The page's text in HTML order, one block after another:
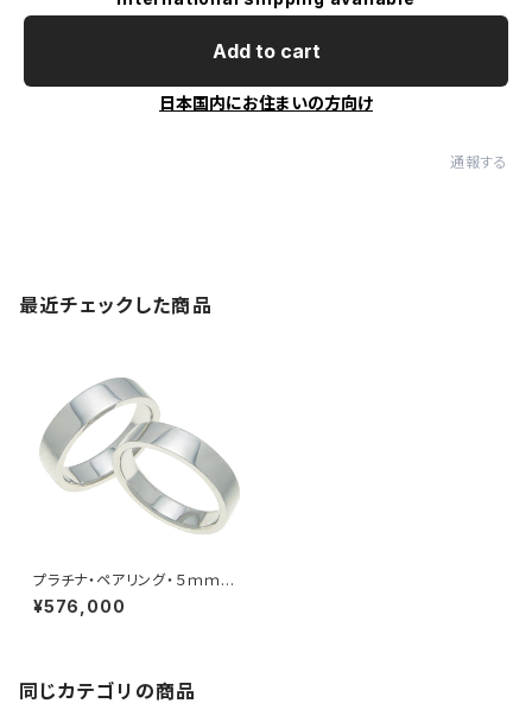
Add to cart
日本国内にお住まいの方向け
通報する
最近チェックした商品
プラチナ・ペアリング・５ｍｍ幅・
平打ちリング
¥576,000
同じカテゴリの商品